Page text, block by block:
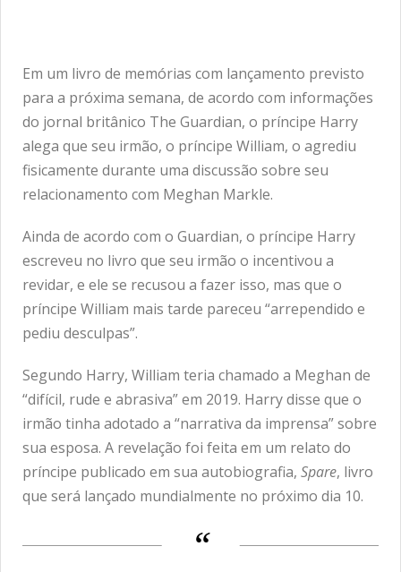
Em um livro de memórias com lançamento previsto
para a próxima semana, de acordo com informações
do jornal britânico The Guardian, o príncipe Harry
alega que seu irmão, o príncipe William, o agrediu
fisicamente durante uma discussão sobre seu
relacionamento com Meghan Markle.
Ainda de acordo com o Guardian, o príncipe Harry
escreveu no livro que seu irmão o incentivou a
revidar, e ele se recusou a fazer isso, mas que o
príncipe William mais tarde pareceu “arrependido e
pediu desculpas”.
Segundo Harry, William teria chamado a Meghan de
“difícil, rude e abrasiva” em 2019. Harry disse que o
irmão tinha adotado a “narrativa da imprensa” sobre
sua esposa. A revelação foi feita em um relato do
príncipe publicado em sua autobiografia, Spare, livro
que será lançado mundialmente no próximo dia 10.